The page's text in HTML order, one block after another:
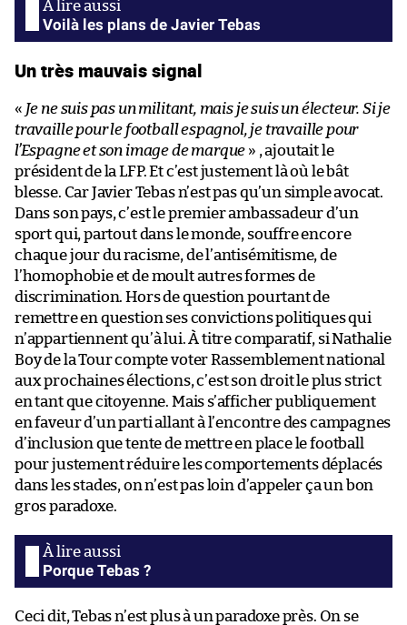
Voilà les plans de Javier Tebas
Un très mauvais signal
« Je ne suis pas un militant, mais je suis un électeur. Si je
travaille pour le football espagnol, je travaille pour
l’Espagne et son image de marque » , ajoutait le
président de la LFP. Et c’est justement là où le bât
blesse. Car Javier Tebas n’est pas qu’un simple avocat.
Dans son pays, c’est le premier ambassadeur d’un
sport qui, partout dans le monde, souffre encore
chaque jour du racisme, de l’antisémitisme, de
l’homophobie et de moult autres formes de
discrimination. Hors de question pourtant de
remettre en question ses convictions politiques qui
n’appartiennent qu’à lui. À titre comparatif, si Nathalie
Boy de la Tour compte voter Rassemblement national
aux prochaines élections, c’est son droit le plus strict
en tant que citoyenne. Mais s’afficher publiquement
en faveur d’un parti allant à l’encontre des campagnes
d’inclusion que tente de mettre en place le football
pour justement réduire les comportements déplacés
dans les stades, on n’est pas loin d’appeler ça un bon
gros paradoxe.
Porque Tebas ?
Ceci dit, Tebas n’est plus à un paradoxe près. On se